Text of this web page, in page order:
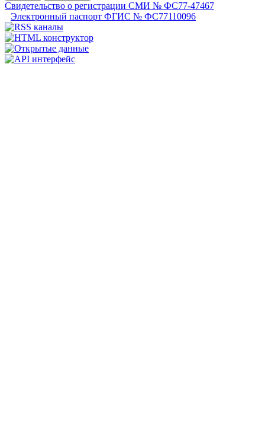
Свидетельство о регистрации СМИ № ФС77-47467
Электронный паспорт ФГИС № ФС77110096